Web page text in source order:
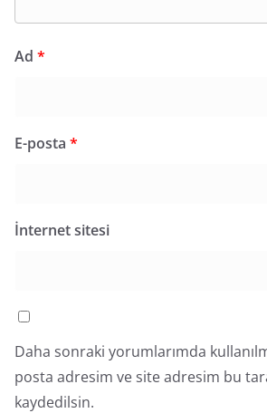
Ad *
E-posta *
İnternet sitesi
Daha sonraki yorumlarımda
posta adresim ve site adresim bu
kaydedilsin.